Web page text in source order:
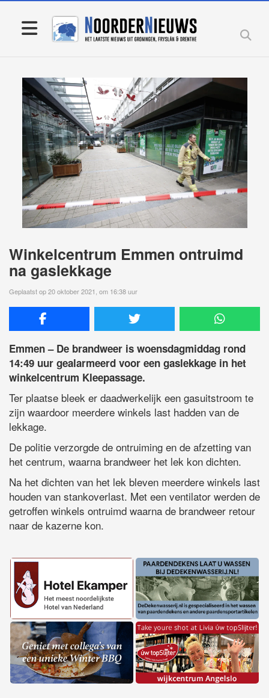
Winkelcentrum Emmen ontruimd
na gaslekkage
Geplaatst op 20 oktober 2021, om 16:38 uur
Emmen – De brandweer is woensdagmiddag rond
14:49 uur gealarmeerd voor een gaslekkage in het
winkelcentrum Kleepassage.
Ter plaatse bleek er daadwerkelijk een gasuitstroom te
zijn waardoor meerdere winkels last hadden van de
lekkage.
De politie verzorgde de ontruiming en de afzetting van
het centrum, waarna brandweer het lek kon dichten.
Na het dichten van het lek bleven meerdere winkels last
houden van stankoverlast. Met een ventilator werden de
getroffen winkels ontruimd waarna de brandweer retour
naar de kazerne kon.